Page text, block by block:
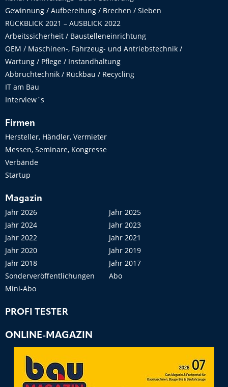
Gewinnung / Aufbereitung / Brechen / Sieben
RÜCKBLICK 2021 – AUSBLICK 2022
Arbeitssicherheit / Baustelleneinrichtung
OEM / Maschinen-, Fahrzeug- und Antriebstechnik /
Wartung / Pflege / Instandhaltung
Abbruchtechnik / Rückbau / Recycling
IT am Bau
Interview´s
Firmen
Hersteller, Händler, Vermieter
Messen, Seminare, Kongresse
Verbände
Startup
Magazin
Jahr 2026
Jahr 2025
Jahr 2024
Jahr 2023
Jahr 2022
Jahr 2021
Jahr 2020
Jahr 2019
Jahr 2018
Jahr 2017
Sonderveröffentlichungen
Abo
Mini-Abo
PROFI TESTER
ONLINE-MAGAZIN